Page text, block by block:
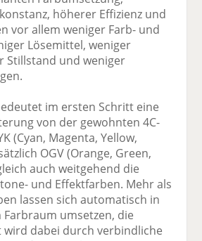
höherer Effizienz und
vor allem weniger Farb- und
Lösemittel, weniger
Stillstand und weniger
im ersten Schritt eine
von der gewohnten 4C-
(Cyan, Magenta, Yellow,
OGV (Orange, Green,
auch weitgehend die
und Effektfarben. Mehr als
lassen sich automatisch in
umsetzen, die
wird dabei durch verbindliche